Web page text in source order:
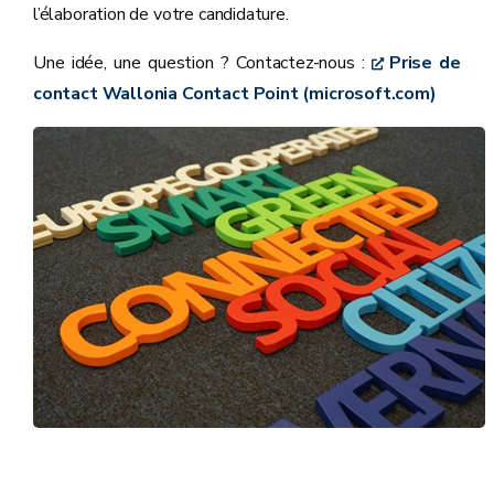
l’élaboration de votre candidature.
Une idée, une question ? Contactez-nous :
Prise de
contact Wallonia Contact Point (microsoft.com)